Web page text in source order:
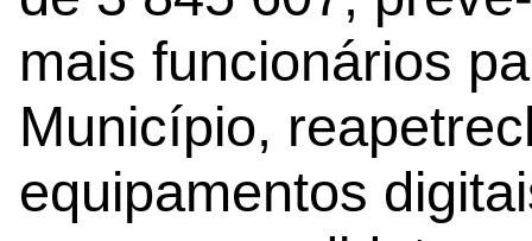
mais funcionários
Município,
equipamentos